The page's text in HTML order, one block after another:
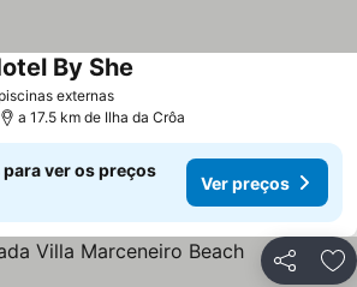
externasVer preços
By She
a 17.5 km de Ilha da Crôa
ver os preços
Ver preços
Partilhar